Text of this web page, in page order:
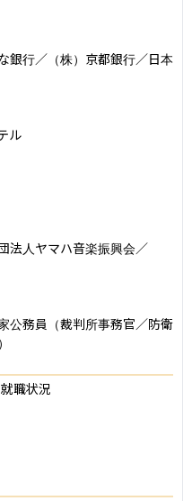
銀行／（株）京都銀行／日本
ル
法人ヤマハ音楽振興会／
公務員（裁判所事務官／防衛
職状況